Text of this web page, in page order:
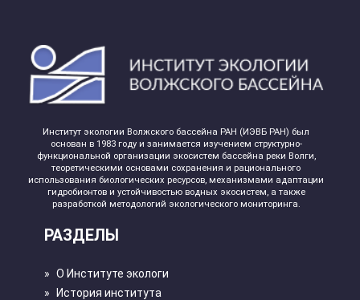
Институт экологии Волжского бассейна РАН (ИЭВБ РАН) был
основан в 1983 году и занимается изучением структурно-
функциональной организации экосистем бассейна реки Волги,
теоретическими основами сохранения и рационального
использования биологических ресурсов, механизмами адаптации
гидробионтов и устойчивостью водных экосистем, а также
разработкой методологий экологического мониторинга.
РАЗДЕЛЫ
» О Институте экологи
» История института